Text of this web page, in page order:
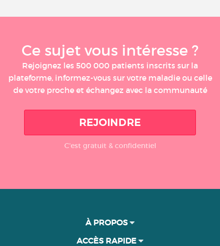
Ce sujet vous intéresse ?
Rejoignez les 500 000 patients inscrits sur la
plateforme, informez-vous sur votre maladie ou celle
de votre proche et échangez avec la communauté
REJOINDRE
C'est gratuit & confidentiel
À PROPOS
ACCÈS RAPIDE